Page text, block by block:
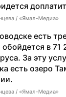
/ «Ямал-Медиа»
есть
обойдется в
За эту
есть озеро
/ «Ямал-Медиа»